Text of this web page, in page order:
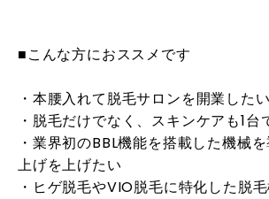
■こんな方におススメです
・本腰入れて脱毛サロンを開業したい
・脱毛だけでなく、スキンケアも1台
・業界初のBBL機能を搭載した機械
上げを上げたい
・ヒゲ脱毛やVIO脱毛に特化した脱